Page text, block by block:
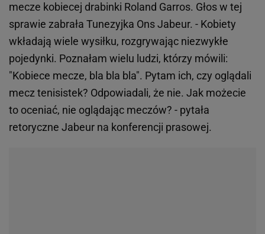
mecze kobiecej drabinki Roland Garros. Głos w tej
sprawie zabrała Tunezyjka Ons Jabeur. - Kobiety
wkładają wiele wysiłku, rozgrywając niezwykłe
pojedynki. Poznałam wielu ludzi, którzy mówili:
"Kobiece mecze, bla bla bla". Pytam ich, czy oglądali
mecz tenisistek? Odpowiadali, że nie. Jak możecie
to oceniać, nie oglądając meczów? - pytała
retoryczne Jabeur na konferencji prasowej.